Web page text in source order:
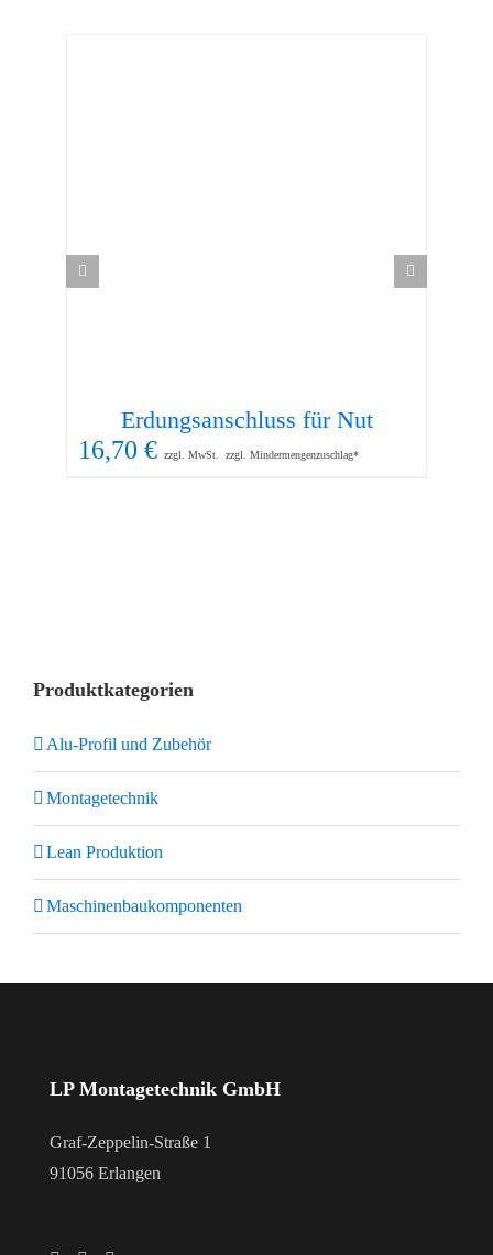
Erdungsanschluss für Nut
16,70 € zzgl. MwSt. zzgl. Mindermengenzuschlag*
Produktkategorien
Alu-Profil und Zubehör
Montagetechnik
Lean Produktion
Maschinenbaukomponenten
LP Montagetechnik GmbH
Graf-Zeppelin-Straße 1
91056 Erlangen